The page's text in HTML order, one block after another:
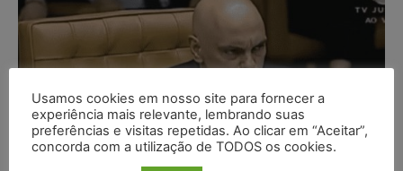
Usamos cookies em nosso site para fornecer a
experiência mais relevante, lembrando suas
preferências e visitas repetidas. Ao clicar em “Aceitar”,
concorda com a utilização de TODOS os cookies.